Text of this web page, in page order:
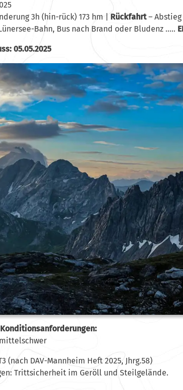
3h (hin-rück) 173 hm |Rückfahrt– Abstieg
Bahn, Bus nach Brand oder Bludenz …..
05.05.2025
(nach DAV-Mannheim Heft 2025, Jhrg.58)
Trittsicherheit im Geröll und Steilgelände.